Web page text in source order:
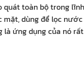
quát toàn bộ trong
mặt, dùng để lọc
là ứng dụng của nó